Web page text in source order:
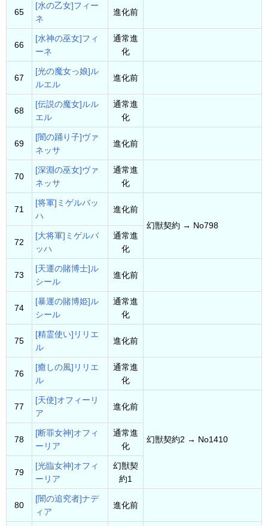
65
[水の乙女]フィー
ネ
進化前
66
[水神の巫女]フィ
ーネ
通常進
化
67
[光の魔女っ娘]ル
ルエル
進化前
68
[伝説の魔女]ルル
エル
通常進
化
69
[闇の踊り子]ヴァ
ネッサ
進化前
70
[深淵の巫女]ヴァ
ネッサ
通常進
化
71
[将軍]ミゲルバッ
ハ
進化前
幻獣契約 → No798
72
[大将軍]ミゲルバ
ッハ
通常進
化
73
[天運の賭博士]ル
シール
進化前
74
[暴運の賭博姫]ル
シール
通常進
化
75
[精霊使い]リリエ
ル
進化前
76
[癒しの風]リリエ
ル
通常進
化
77
[天使]オフィーリ
ア
進化前
幻獣契約2 → No1410
78
[断罪女神]オフィ
ーリア
通常進
化
79
[光臨女神]オフィ
ーリア
幻獣契
約1
80
[闇の追究者]ナデ
ィア
進化前